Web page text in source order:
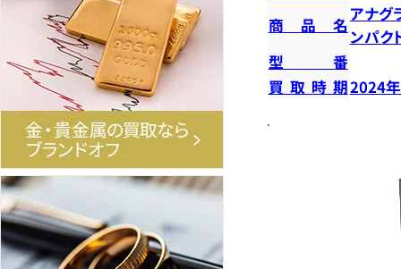
商品名
アナグ
ンパク
型番
買取時期2024